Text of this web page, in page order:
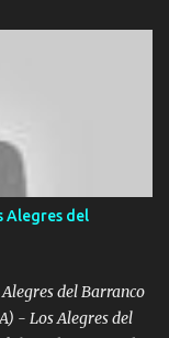
DE LA RANA 🐸
Música Al
no porque
y nunca con la
de enamorado
Alegres del
del Barranco
- Los Alegres del